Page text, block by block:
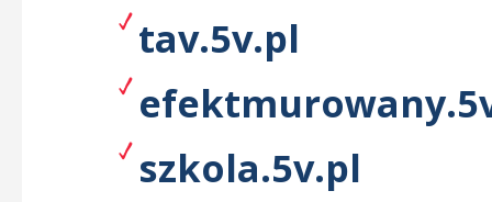
tav.5v.pl
szkola.5v.pl